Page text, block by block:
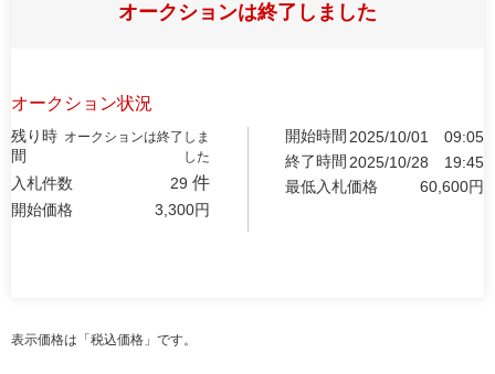
オークションは終了しました
オークション状況
残り時
間
オークションは終了しま
した
入札件数 29 件
開始価格 3,300円
開始時間 2025/10/01
09:05
終了時間 2025/10/28
19:45
最低入札価格
60,600円
表示価格は「税込価格」です。